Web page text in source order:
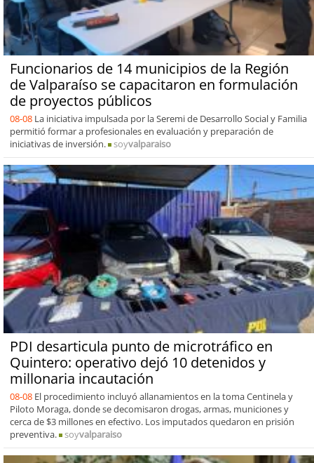
Funcionarios de 14 municipios de la Región
de Valparaíso se capacitaron en formulación
de proyectos públicos
08-08 La iniciativa impulsada por la Seremi de Desarrollo Social y Familia
permitió formar a profesionales en evaluación y preparación de
iniciativas de inversión.
soyvalparaiso
PDI desarticula punto de microtráfico en
Quintero: operativo dejó 10 detenidos y
millonaria incautación
08-08 El procedimiento incluyó allanamientos en la toma Centinela y
Piloto Moraga, donde se decomisaron drogas, armas, municiones y
cerca de $3 millones en efectivo. Los imputados quedaron en prisión
preventiva.
soyvalparaiso